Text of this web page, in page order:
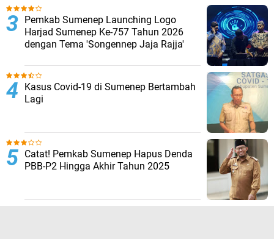
Pemkab Sumenep Launching Logo
Harjad Sumenep Ke-757 Tahun 2026
dengan Tema 'Songennep Jaja Rajja'
Kasus Covid-19 di Sumenep Bertambah
Lagi
Catat! Pemkab Sumenep Hapus Denda
PBB-P2 Hingga Akhir Tahun 2025